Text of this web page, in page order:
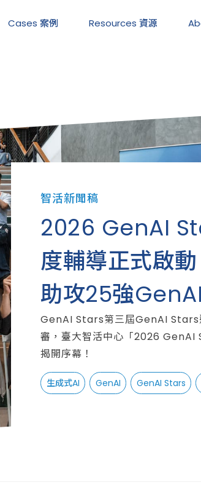
Cases 案例 Resources 資源
智活新聞稿
2026 GenAI
度輔導正式啟
助攻25強
地！
GenAI Stars第三屆GenAI Stars
審，臺大智活中心「2026
揭開序幕！
生成式AI GenAI GenAI Stars